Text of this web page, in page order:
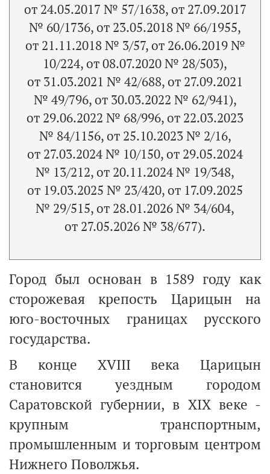
от 24.05.2017 № 57/1638, от 27.09.2017
№ 60/1736, от 23.05.2018 № 66/1955,
от 21.11.2018 № 3/57, от 26.06.2019 №
10/224, от 08.07.2020 № 28/503),
от 31.03.2021 № 42/688, от 27.09.2021
№ 49/796, от 30.03.2022 № 62/941),
от 29.06.2022 № 68/996, от 22.03.2023
№ 84/1156, от 25.10.2023 № 2/16,
от 27.03.2024 № 10/150, от 29.05.2024
№ 13/212, от 20.11.2024 № 19/348,
от 19.03.2025 № 23/420, от 17.09.2025
№ 29/515, от 28.01.2026 № 34/604,
от 27.05.2026 № 38/677).
Город был основан в 1589 году как
сторожевая крепость Царицын на
юго-восточных границах русского
государства.
В конце XVIII века Царицын
становится уездным городом
Саратовской губернии, в XIX веке -
крупным транспортным,
промышленным и торговым центром
Нижнего Поволжья.